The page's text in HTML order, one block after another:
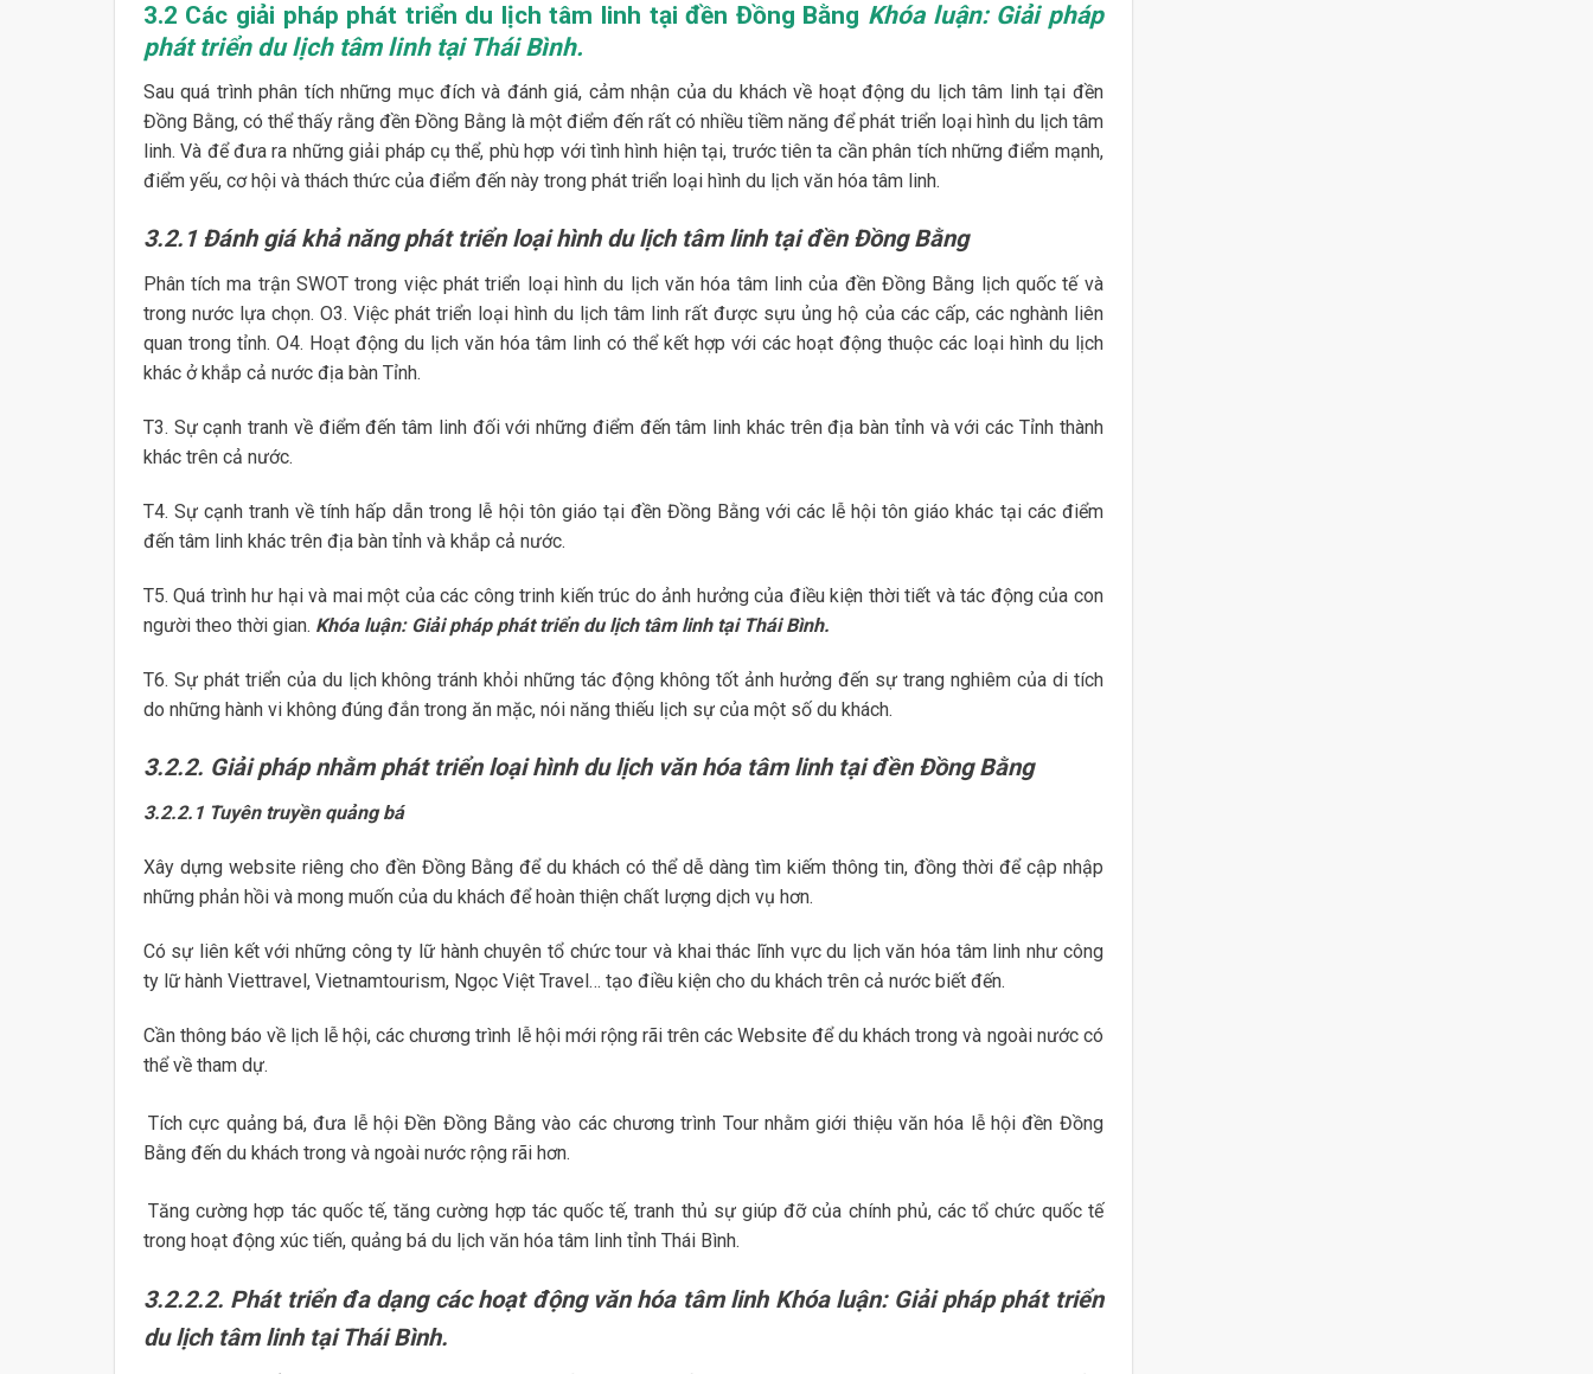
3.2 Các giải pháp phát triển du lịch tâm linh tại đền Đồng Bằng Khóa luận: Giải pháp
phát triển du lịch tâm linh tại Thái Bình.
Sau quá trình phân tích những mục đích và đánh giá, cảm nhận của du khách về hoạt động du lịch tâm linh tại đền
Đồng Bằng, có thể thấy rằng đền Đồng Bằng là một điểm đến rất có nhiều tiềm năng để phát triển loại hình du lịch tâm
linh. Và để đưa ra những giải pháp cụ thể, phù hợp với tình hình hiện tại, trước tiên ta cần phân tích những điểm mạnh,
điểm yếu, cơ hội và thách thức của điểm đến này trong phát triển loại hình du lịch văn hóa tâm linh.
3.2.1 Đánh giá khả năng phát triển loại hình du lịch tâm linh tại đền Đồng Bằng
Phân tích ma trận SWOT trong việc phát triển loại hình du lịch văn hóa tâm linh của đền Đồng Bằng lịch quốc tế và
trong nước lựa chọn. O3. Việc phát triển loại hình du lịch tâm linh rất được sựu ủng hộ của các cấp, các nghành liên
quan trong tỉnh. O4. Hoạt động du lịch văn hóa tâm linh có thể kết hợp với các hoạt động thuộc các loại hình du lịch
khác ở khắp cả nước địa bàn Tỉnh.
T3. Sự cạnh tranh về điểm đến tâm linh đối với những điểm đến tâm linh khác trên địa bàn tỉnh và với các Tỉnh thành
khác trên cả nước.
T4. Sự cạnh tranh về tính hấp dẫn trong lễ hội tôn giáo tại đền Đồng Bằng với các lễ hội tôn giáo khác tại các điểm
đến tâm linh khác trên địa bàn tỉnh và khắp cả nước.
T5. Quá trình hư hại và mai một của các công trinh kiến trúc do ảnh hưởng của điều kiện thời tiết và tác động của con
người theo thời gian. Khóa luận: Giải pháp phát triển du lịch tâm linh tại Thái Bình.
T6. Sự phát triển của du lịch không tránh khỏi những tác động không tốt ảnh hưởng đến sự trang nghiêm của di tích
do những hành vi không đúng đắn trong ăn mặc, nói năng thiếu lịch sự của một số du khách.
3.2.2. Giải pháp nhằm phát triển loại hình du lịch văn hóa tâm linh tại đền Đồng Bằng
3.2.2.1 Tuyên truyền quảng bá
Xây dựng website riêng cho đền Đồng Bằng để du khách có thể dễ dàng tìm kiếm thông tin, đồng thời để cập nhập
những phản hồi và mong muốn của du khách để hoàn thiện chất lượng dịch vụ hơn.
Có sự liên kết với những công ty lữ hành chuyên tổ chức tour và khai thác lĩnh vực du lịch văn hóa tâm linh như công
ty lữ hành Viettravel, Vietnamtourism, Ngọc Việt Travel… tạo điều kiện cho du khách trên cả nước biết đến.
Cần thông báo về lịch lễ hội, các chương trình lễ hội mới rộng rãi trên các Website để du khách trong và ngoài nước có
thể về tham dự.
Tích cực quảng bá, đưa lễ hội Đền Đồng Bằng vào các chương trình Tour nhằm giới thiệu văn hóa lễ hội đền Đồng
Bằng đến du khách trong và ngoài nước rộng rãi hơn.
Tăng cường hợp tác quốc tế, tăng cường hợp tác quốc tế, tranh thủ sự giúp đỡ của chính phủ, các tổ chức quốc tế
trong hoạt động xúc tiến, quảng bá du lịch văn hóa tâm linh tỉnh Thái Bình.
3.2.2.2. Phát triển đa dạng các hoạt động văn hóa tâm linh Khóa luận: Giải pháp phát triển
du lịch tâm linh tại Thái Bình.